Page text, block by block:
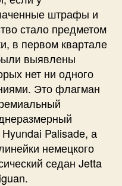
штрафы и
стало предметом
в первом квартале
выявлены
нет ни одного
Это флагман
Palisade, а
немецкого
седан Jetta